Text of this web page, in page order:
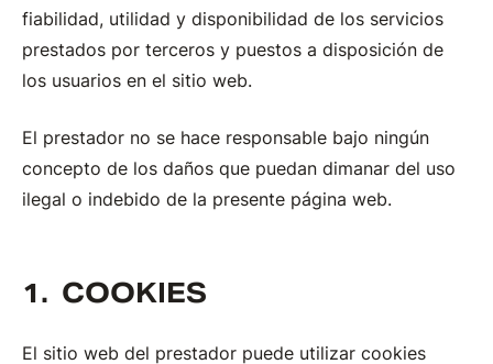
fiabilidad, utilidad y disponibilidad de los servicios
prestados por terceros y puestos a disposición de
los usuarios en el sitio web.
El prestador no se hace responsable bajo ningún
concepto de los daños que puedan dimanar del uso
ilegal o indebido de la presente página web.
COOKIES
El sitio web del prestador puede utilizar cookies